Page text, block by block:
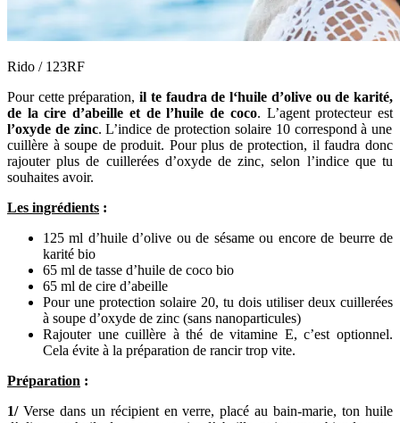
Rido / 123RF
Pour cette préparation,il te faudra de l‘huile d’olive ou de karité,
de la cire d’abeille et de l’huile de coco. L’agent protecteur est
l’oxyde de zinc. L’indice de protection solaire 10 correspond à une
cuillère à soupe de produit. Pour plus de protection, il faudra donc
rajouter plus de cuillerées d’oxyde de zinc, selon l’indice que tu
souhaites avoir.
Les ingrédients :
125 ml d’huile d’olive ou de sésame ou encore de beurre de
karité bio
65 ml de tasse d’huile de coco bio
65 ml de cire d’abeille
Pour une protection solaire 20, tu dois utiliser deux cuillerées
à soupe d’oxyde de zinc (sans nanoparticules)
Rajouter une cuillère à thé de vitamine E, c’est optionnel.
Cela évite à la préparation de rancir trop vite.
Préparation :
1/ Verse dans un récipient en verre, placé au bain-marie, ton huile